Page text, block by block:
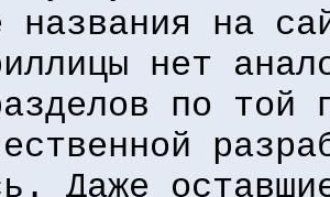
названия на
нет
по той
Даже